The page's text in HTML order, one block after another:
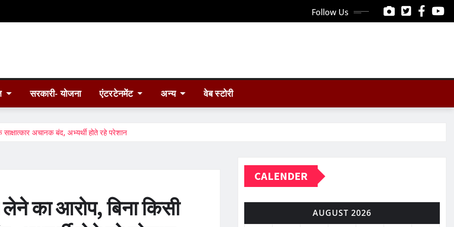
Follow Us
सरकारी- योजना एंटरटेनमेंट अन्य वेब स्टोरी
अचानक बंद, अभ्यर्थी होते रहे परेशान
का आरोप, बिना किसी
CALENDER
AUGUST 2026